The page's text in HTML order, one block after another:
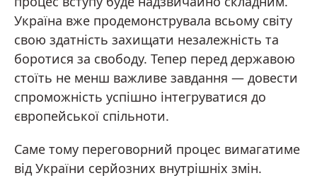
Україна вже продемонструвала всьому світу
свою здатність захищати незалежність та
боротися за свободу. Тепер перед державою
стоїть не менш важливе завдання — довести
спроможність успішно інтегруватися до
європейської спільноти.
Саме тому переговорний процес вимагатиме
від України серйозних внутрішніх змін.